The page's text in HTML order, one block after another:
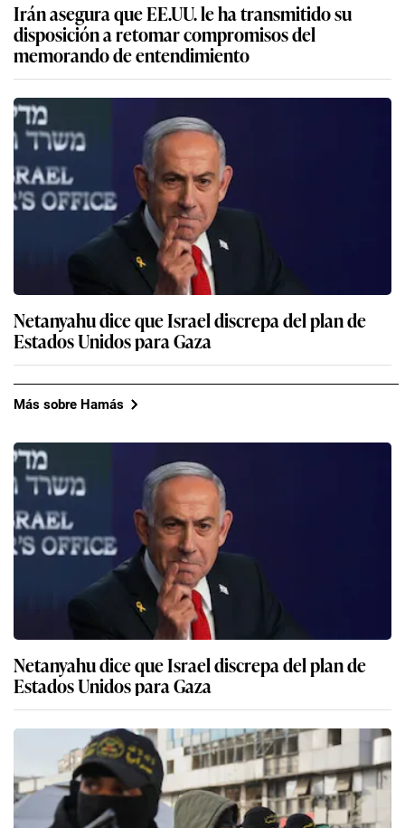
Irán asegura que EE.UU. le ha transmitido su
disposición a retomar compromisos del
memorando de entendimiento
Netanyahu dice que Israel discrepa del plan de
Estados Unidos para Gaza
Más sobre Hamás
Netanyahu dice que Israel discrepa del plan de
Estados Unidos para Gaza